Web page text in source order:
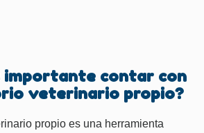
importante contar con
veterinario propio?
propio es una herramienta